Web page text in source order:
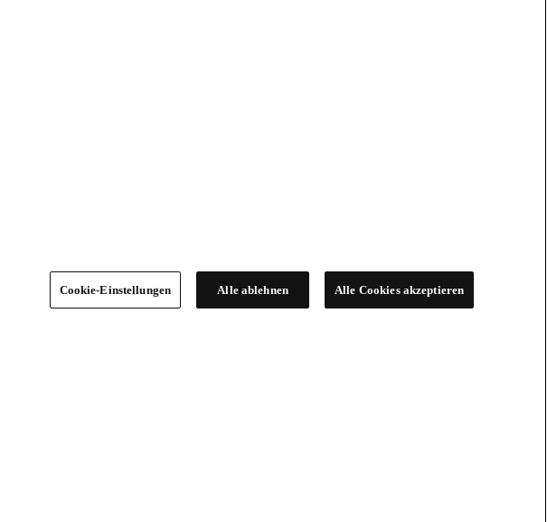
Cookie-Einstellungen Alle ablehnen Alle Cookies akzeptieren